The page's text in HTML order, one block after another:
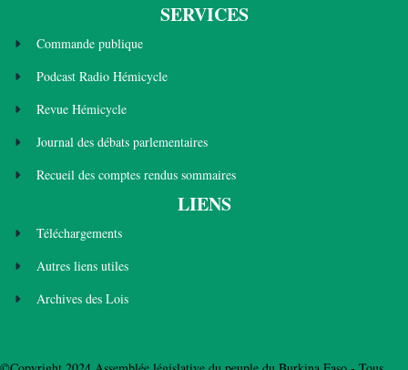
SERVICES
Commande publique
Podcast Radio Hémicycle
Revue Hémicycle
Journal des débats parlementaires
Recueil des comptes rendus sommaires
LIENS
Téléchargements
Autres liens utiles
Archives des Lois